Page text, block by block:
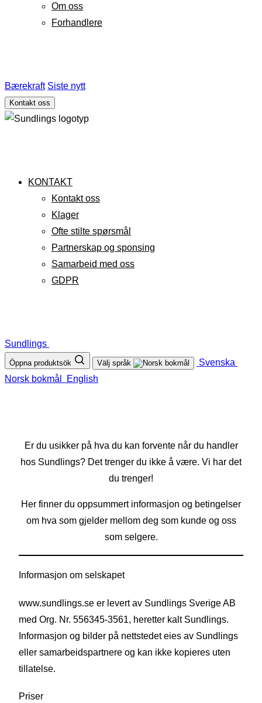
Om oss
Forhandlere
Bærekraft Siste nytt
Kontakt oss
KONTAKT
Kontakt oss
Klager
Ofte stilte spørsmål
Partnerskap og sponsing
Samarbeid med oss
GDPR
Sundlings
Öppna produktsök Välj språk
Svenska
Norsk bokmål
English
Er du usikker på hva du kan forvente når du handler
hos Sundlings? Det trenger du ikke å være. Vi har det
du trenger!
Her finner du oppsummert informasjon og betingelser
om hva som gjelder mellom deg som kunde og oss
som selgere.
Informasjon om selskapet
www.sundlings.se er levert av Sundlings Sverige AB
med Org. Nr. 556345-3561, heretter kalt Sundlings.
Informasjon og bilder på nettstedet eies av Sundlings
eller samarbeidspartnere og kan ikke kopieres uten
tillatelse.
Priser